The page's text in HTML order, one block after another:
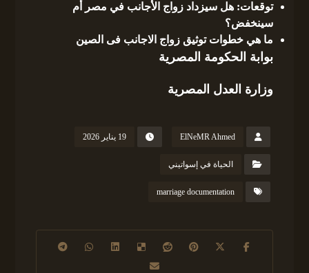
توقعات: هل سيزداد زواج الأجانب في مصر أم
سينخفض؟
ما هي خطوات توثيق زواج الاجانب فى الصين
بوابة الحكومة المصرية
وزارة العدل المصرية
ElNeMR Ahmed 19 يناير 2026
الحياة في إسواتيني
marriage documentation